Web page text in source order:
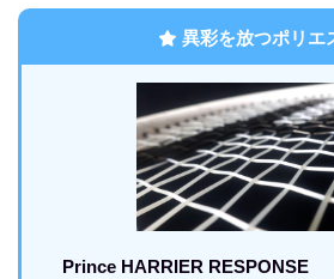
異彩を放つポリエ
Prince HARRIER RESPONSE